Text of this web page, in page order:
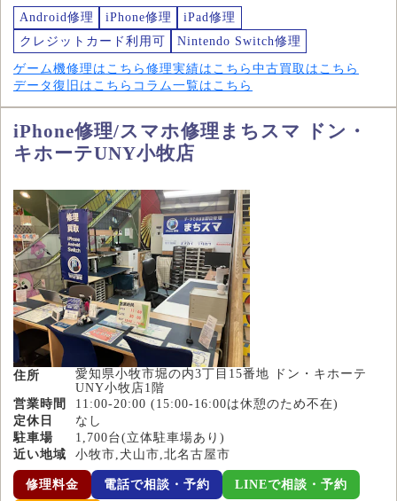
Android修理 iPhone修理
iPad修理
クレジットカード利用可
Nintendo Switch修理
ゲーム機修理はこちら 修理実績はこちら 中古買取はこちら
データ復旧はこちら コラム一覧はこちら
iPhone修理/スマホ修理まちスマ ドン・
キホーテUNY小牧店
住所
愛知県小牧市堀の内3丁目15番地 ドン・キホーテ
UNY小牧店1階
営業時間
11:00-20:00 (15:00-16:00は休憩のため不在)
定休日
なし
駐車場
1,700台(立体駐車場あり)
近い地域
小牧市,犬山市,北名古屋市
修理料金 電話で相談・予約 LINEで相談・予約